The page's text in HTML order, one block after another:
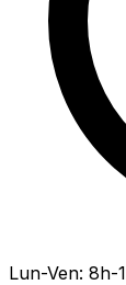
Lun-Ven: 8h-